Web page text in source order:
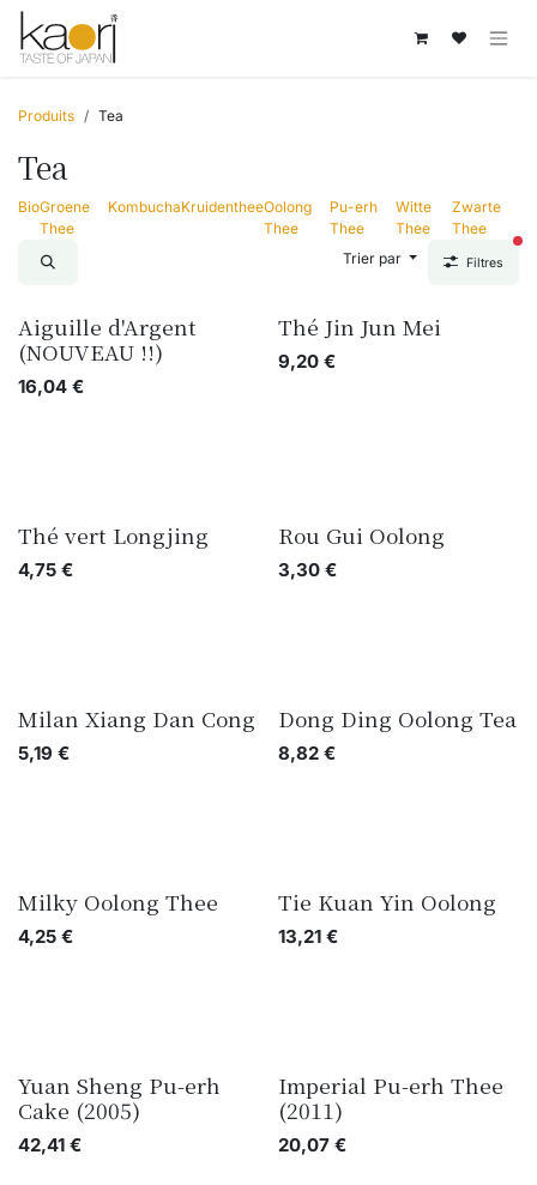
Se rendre au contenu
Produits Tea
Tea
BioGroene
Thee
KombuchaKruidentheeOolong
Thee
Pu-erh
Thee
Witte
Thee
Zwarte
Thee
Trier par
Filtres
Aiguille d'Argent
(NOUVEAU !!)
16,04 €
Thé Jin Jun Mei
9,20€
Thé vert Longjing
4,75 €
Rou Gui Oolong
3,30€
Milan Xiang Dan Cong
5,19 €
Dong Ding Oolong Tea
8,82€
Milky Oolong Thee
4,25 €
Tie Kuan Yin Oolong
13,21€
Yuan Sheng Pu-erh
Cake (2005)
42,41 €
Imperial Pu-erh Thee
(2011)
20,07€